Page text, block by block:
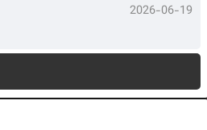
2026-06-19